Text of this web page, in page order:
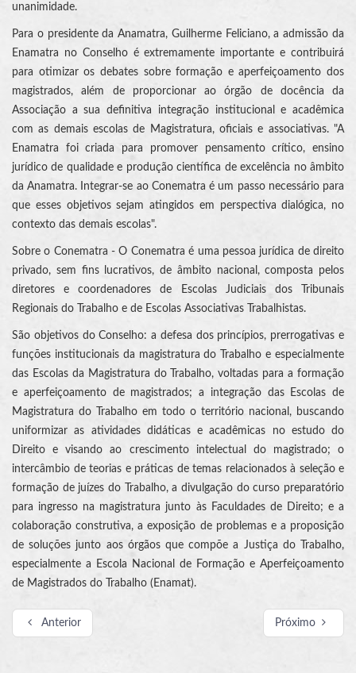
unanimidade.
Para o presidente da Anamatra, Guilherme Feliciano, a admissão da
Enamatra no Conselho é extremamente importante e contribuirá
para otimizar os debates sobre formação e aperfeiçoamento dos
magistrados, além de proporcionar ao órgão de docência da
Associação a sua definitiva integração institucional e acadêmica
com as demais escolas de Magistratura, oficiais e associativas. "A
Enamatra foi criada para promover pensamento crítico, ensino
jurídico de qualidade e produção científica de excelência no âmbito
da Anamatra. Integrar-se ao Conematra é um passo necessário para
que esses objetivos sejam atingidos em perspectiva dialógica, no
contexto das demais escolas".
Sobre o Conematra - O Conematra é uma pessoa jurídica de direito
privado, sem fins lucrativos, de âmbito nacional, composta pelos
diretores e coordenadores de Escolas Judiciais dos Tribunais
Regionais do Trabalho e de Escolas Associativas Trabalhistas.
São objetivos do Conselho: a defesa dos princípios, prerrogativas e
funções institucionais da magistratura do Trabalho e especialmente
das Escolas da Magistratura do Trabalho, voltadas para a formação
e aperfeiçoamento de magistrados; a integração das Escolas de
Magistratura do Trabalho em todo o território nacional, buscando
uniformizar as atividades didáticas e acadêmicas no estudo do
Direito e visando ao crescimento intelectual do magistrado; o
intercâmbio de teorias e práticas de temas relacionados à seleção e
formação de juízes do Trabalho, a divulgação do curso preparatório
para ingresso na magistratura junto às Faculdades de Direito; e a
colaboração construtiva, a exposição de problemas e a proposição
de soluções junto aos órgãos que compõe a Justiça do Trabalho,
especialmente a Escola Nacional de Formação e Aperfeiçoamento
de Magistrados do Trabalho (Enamat).
Anterior Próximo